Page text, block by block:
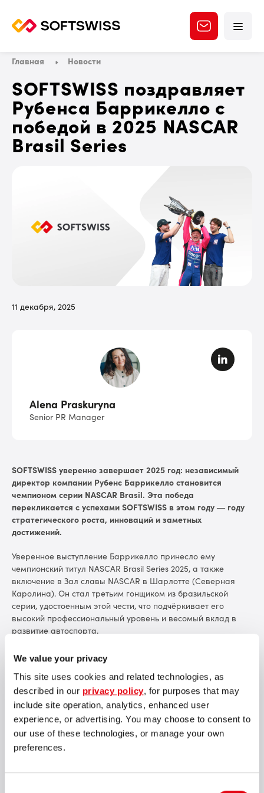
We value your privacy
This site uses cookies and related technologies, as
described in our privacy policy, for purposes that may
include site operation, analytics, enhanced user
experience, or advertising. You may choose to consent to
our use of these technologies, or manage your own
preferences.
Главная Новости
SOFTSWISS поздравляет
Рубенса Баррикелло с
победой в 2025 NASCAR
Brasil Series
11 декабря, 2025
SOFTSWISS уверенно завершает 2025 год: независимый
директор компании Рубенс Баррикелло становится
чемпионом серии NASCAR Brasil. Эта победа
перекликается с успехами SOFTSWISS в этом году — году
стратегического роста, инноваций и заметных
достижений.
Уверенное выступление Баррикелло принесло ему
чемпионский титул NASCAR Brasil Series 2025, а также
включение в Зал славы NASCAR в Шарлотте (Северная
Каролина). Он стал третьим гонщиком из бразильской
серии, удостоенным этой чести, что подчёркивает его
высокий профессиональный уровень и весомый вклад в
развитие автоспорта.
Для SOFTSWISS эта победа также имеет особое значение.
Уже второй год Рубенс Баррикелло занимает должность
независимого директора SOFTSWISS по Латинской Америке
и участвует в формировании стратегии развития, опираясь
на свой многолетний опыт в профессиональном спорте. Его
вклад особенно важен в 2025 году — 1 января в Бразилии,
где SOFTSWISS активно расширяет своё присутствие,
вступило в силу регулирование iGaming-рынка.
сертифицировал свои решения в Бразилии, включая
Alena Praskuryna
Senior PR Manager